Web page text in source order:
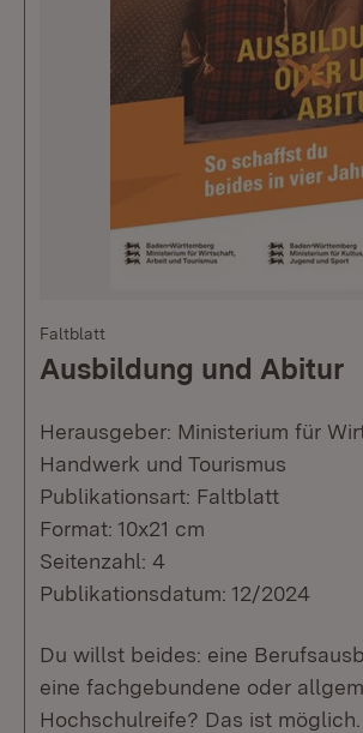
Faltblatt
Ausbildung und Abitur
Herausgeber: Ministerium für
Handwerk und Tourismus
Publikationsart: Faltblatt
Format: 10x21 cm
Seitenzahl: 4
Publikationsdatum: 12/2024
Du willst beides: eine
eine fachgebundene oder
Hochschulreife? Das ist